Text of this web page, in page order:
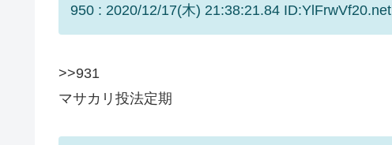
950 : 2020/12/17(木) 21:38:21.84 ID:YlFrwVf20.net
>>931
マサカリ投法定期